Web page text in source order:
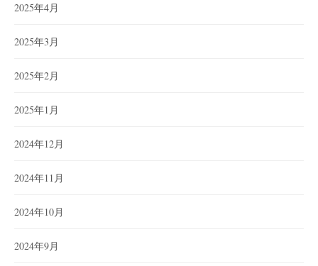
2025年4月
2025年3月
2025年2月
2025年1月
2024年12月
2024年11月
2024年10月
2024年9月